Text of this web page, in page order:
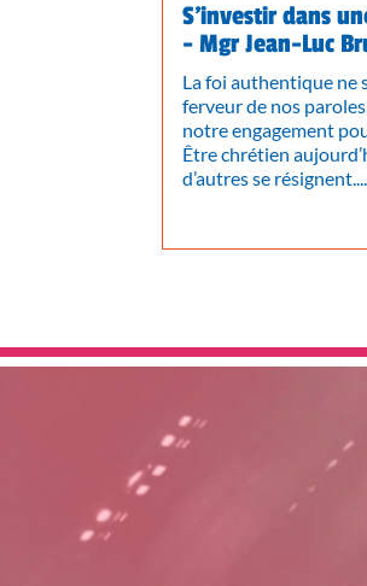
S’investir dans
- Mgr Jean-Luc
La foi authentique ne
ferveur de nos
notre engagement
Être chrétien
d’autres se résignent....